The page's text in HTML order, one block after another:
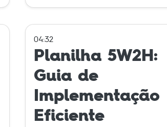
04:32
Planilha 5W2H:
Guia de
Implementação
Eficiente